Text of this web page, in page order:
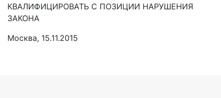
КВАЛИФИЦИРОВАТЬ С ПОЗИЦИИ НАРУШЕНИЯ
ЗАКОНА
Москва, 15.11.2015